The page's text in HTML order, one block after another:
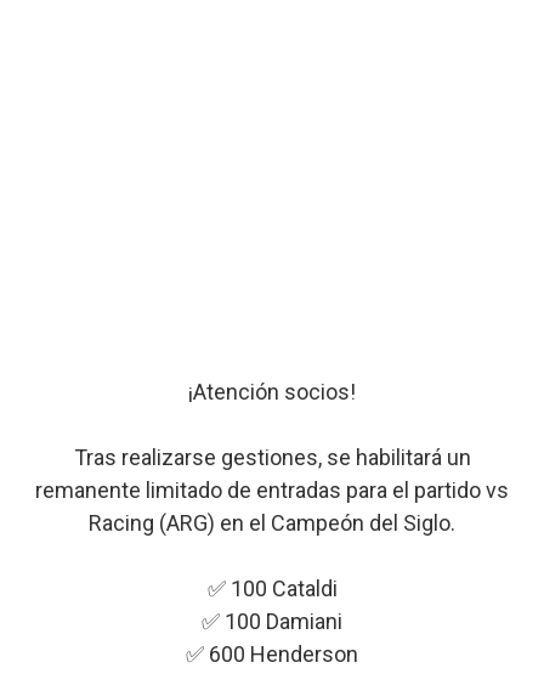
¡Atención socios!
Tras realizarse gestiones, se habilitará un
remanente limitado de entradas para el partido vs
Racing (ARG) en el Campeón del Siglo.
✅ 100 Cataldi
✅ 100 Damiani
✅ 600 Henderson